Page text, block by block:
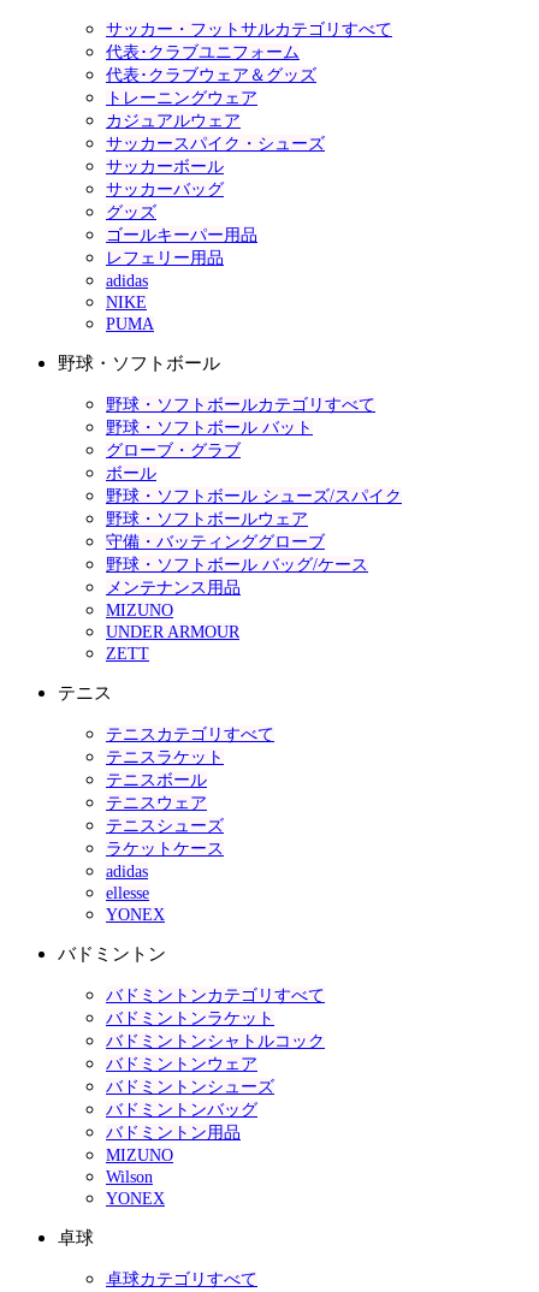
サッカー・フットサルカテゴリすべて
代表･クラブユニフォーム
代表･クラブウェア＆グッズ
トレーニングウェア
カジュアルウェア
サッカースパイク・シューズ
サッカーボール
サッカーバッグ
グッズ
ゴールキーパー用品
レフェリー用品
adidas
NIKE
PUMA
野球・ソフトボール
野球・ソフトボールカテゴリすべて
野球・ソフトボール バット
グローブ・グラブ
ボール
野球・ソフトボール シューズ/スパイク
野球・ソフトボールウェア
守備・バッティンググローブ
野球・ソフトボール バッグ/ケース
メンテナンス用品
MIZUNO
UNDER ARMOUR
ZETT
テニス
テニスカテゴリすべて
テニスラケット
テニスボール
テニスウェア
テニスシューズ
ラケットケース
adidas
ellesse
YONEX
バドミントン
バドミントンカテゴリすべて
バドミントンラケット
バドミントンシャトルコック
バドミントンウェア
バドミントンシューズ
バドミントンバッグ
バドミントン用品
MIZUNO
Wilson
YONEX
卓球
卓球カテゴリすべて